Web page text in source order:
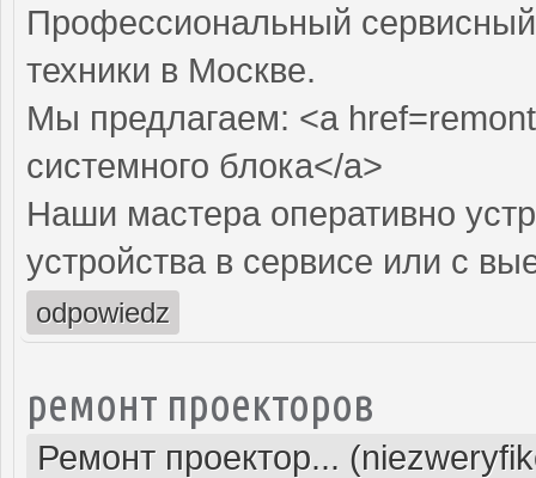
Профессиональный
техники в Москве.
Мы предлагаем: <a
системного блока</a>
Наши мастера оперативно
устройства в сервисе или с
odpowiedz
ремонт проекторов
Ремонт проектор...